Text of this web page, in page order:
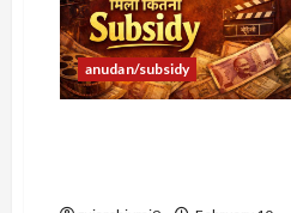
anudan/subsidy